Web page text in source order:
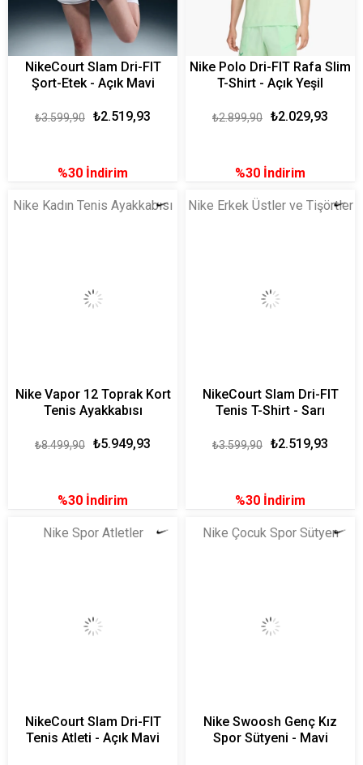
NikeCourt Slam Dri-FIT
Şort-Etek - Açık Mavi
₺2.519,93
₺3.599,90
%30 İndirim
Nike Polo Dri-FIT Rafa Slim
T-Shirt - Açık Yeşil
₺2.029,93
₺2.899,90
%30 İndirim
Nike Kadın Tenis Ayakkabısı
Nike Vapor 12 Toprak Kort
Tenis Ayakkabısı
₺5.949,93
₺8.499,90
%30 İndirim
Nike Erkek Üstler ve Tişörtler
NikeCourt Slam Dri-FIT
Tenis T-Shirt - Sarı
₺2.519,93
₺3.599,90
%30 İndirim
Nike Spor Atletler
NikeCourt Slam Dri-FIT
Tenis Atleti - Açık Mavi
Nike Çocuk Spor Sütyen
Nike Swoosh Genç Kız
Spor Sütyeni - Mavi